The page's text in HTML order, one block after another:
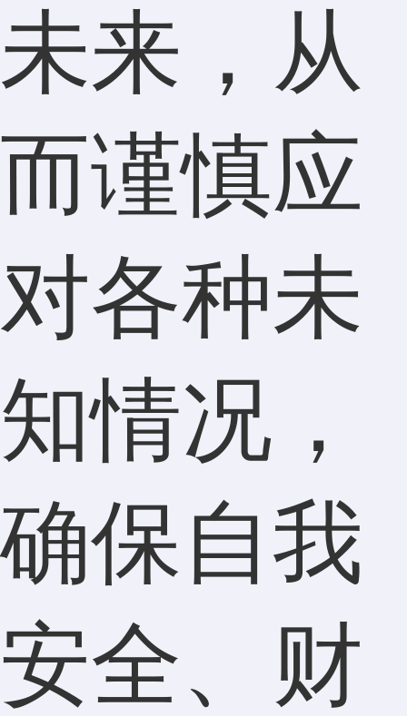
未来，从
而谨慎应
对各种未
知情况，
确保自我
安全、财